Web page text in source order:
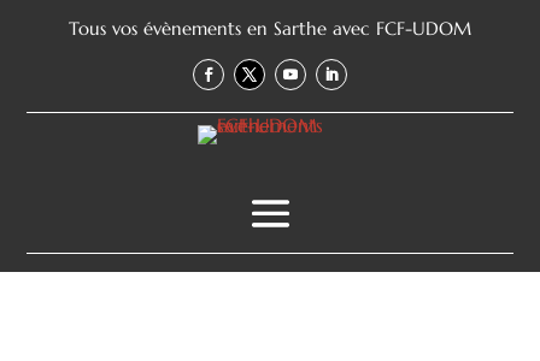
Tous vos évènements en Sarthe avec FCF-UDOM